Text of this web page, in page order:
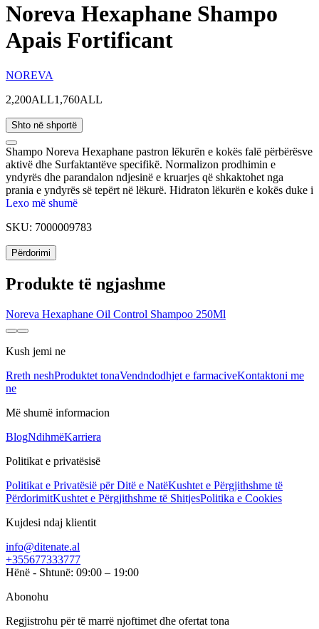
Noreva Hexaphane Shampo
Apais Fortificant
NOREVA
2,200ALL1,760ALL
Shto në shportë
Shampo Noreva Hexaphane pastron lëkurën e kokës falë përbërësve
aktivë dhe Surfaktantëve specifikë. Normalizon prodhimin e
yndyrës dhe parandalon ndjesinë e kruarjes që shkaktohet nga
prania e yndyrës së tepërt në lëkurë. Hidraton lëkurën e kokës duke i
lënë një ndjesi freskie. Ka veti antibakteriale dhe antifungale dhe
Lexo më shumë
SKU: 7000009783
Përdorimi
Produkte të ngjashme
Noreva Hexaphane Oil Control Shampoo 250Ml
Kush jemi ne
Rreth neshProduktet tonaVendndodhjet e farmaciveKontaktoni me
ne
Më shumë informacion
BlogNdihmëKarriera
Politikat e privatësisë
Politikat e Privatësië për Ditë e NatëKushtet e Përgjithshme të
PërdorimitKushtet e Përgjithshme të ShitjesPolitika e Cookies
Kujdesi ndaj klientit
info@ditenate.al
+355677333777
Hënë - Shtunë: 09:00 – 19:00
Abonohu
Regjistrohu për të marrë njoftimet dhe ofertat tona